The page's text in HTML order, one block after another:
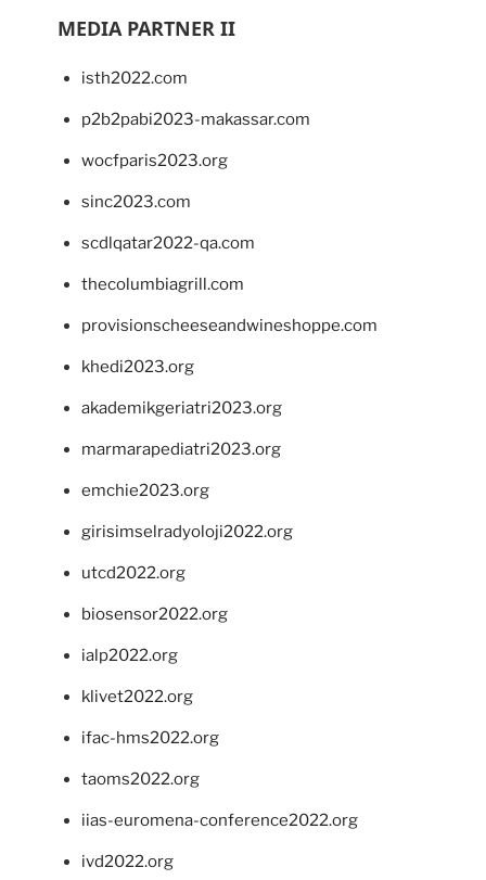
MEDIA PARTNER II
isth2022.com
p2b2pabi2023-makassar.com
wocfparis2023.org
sinc2023.com
scdlqatar2022-qa.com
thecolumbiagrill.com
provisionscheeseandwineshoppe.com
khedi2023.org
akademikgeriatri2023.org
marmarapediatri2023.org
emchie2023.org
girisimselradyoloji2022.org
utcd2022.org
biosensor2022.org
ialp2022.org
klivet2022.org
ifac-hms2022.org
taoms2022.org
iias-euromena-conference2022.org
ivd2022.org